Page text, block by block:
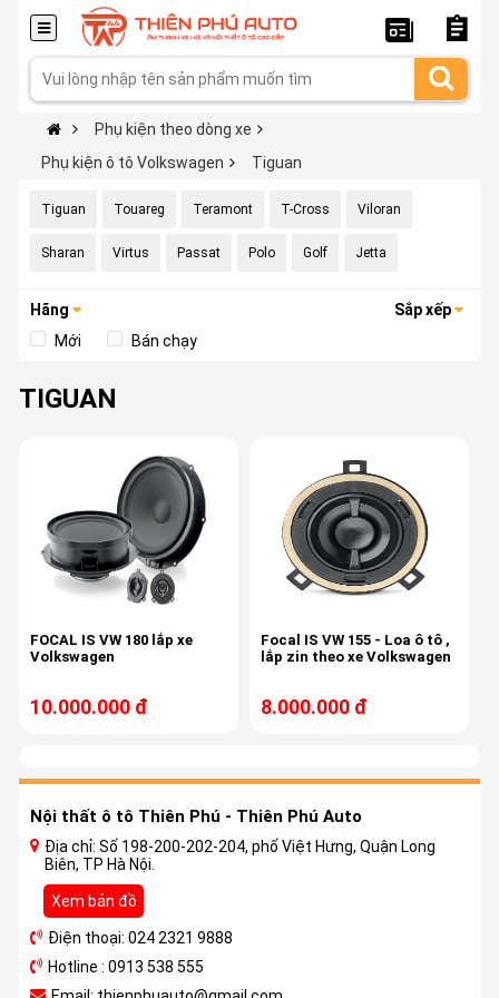
Phụ kiện theo dòng xe
Phụ kiện ô tô Volkswagen
Tiguan
Tiguan Touareg Teramont T-Cross Viloran
Sharan Virtus Passat Polo Golf Jetta
Hãng
Sắp xếp
Mới
Bán chạy
TIGUAN
FOCAL IS VW 180 lắp xe
Volkswagen
10.000.000 đ
Focal IS VW 155 - Loa ô tô ,
lắp zin theo xe Volkswagen
8.000.000 đ
Nội thất ô tô Thiên Phú - Thiên Phú Auto
Địa chỉ: Số 198-200-202-204, phố Việt Hưng, Quận Long
Biên, TP Hà Nội.
Xem bản đồ
Điện thoại: 024 2321 9888
Hotline : 0913 538 555